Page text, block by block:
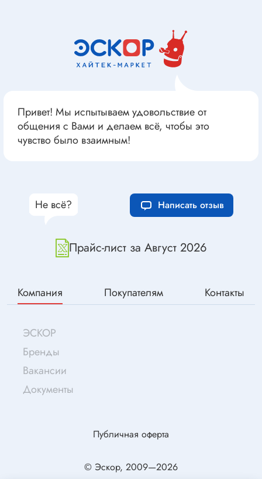
Привет! Мы испытываем удовольствие от
общения с Вами и делаем всё, чтобы это
чувство было взаимным!
Прайс-лист за Август 2026
Не всё? Написать отзыв
Компания Покупателям Контакты
ЭСКОР
Бренды
Вакансии
Документы
© Эскор, 2009—2026
Публичная оферта